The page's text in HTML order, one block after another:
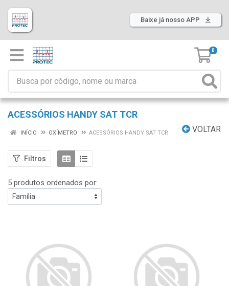
Baixe já nosso APP
0
ACESSÓRIOS HANDY SAT TCR
VOLTAR
INÍCIO OXÍMETRO ACESSÓRIOS HANDY SAT TCR
Filtros
5 produtos ordenados por: